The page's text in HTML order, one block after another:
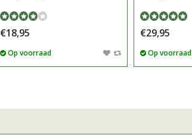
€18,95
Op voorraad
€29,95
Op voorraad